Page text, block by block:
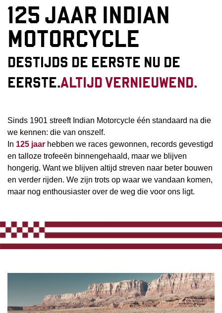
125 JAAR INDIAN
MOTORCYCLE
DESTIJDS DE EERSTE NU DE
EERSTE.ALTIJD VERNIEUWEND.
Sinds 1901 streeft Indian Motorcycle één standaard na die
we kennen: die van onszelf.
In 125 jaar hebben we races gewonnen, records gevestigd
en talloze trofeeën binnengehaald, maar we blijven
hongerig. Want we blijven altijd streven naar beter bouwen
en verder rijden. We zijn trots op waar we vandaan komen,
maar nog enthousiaster over de weg die voor ons ligt.